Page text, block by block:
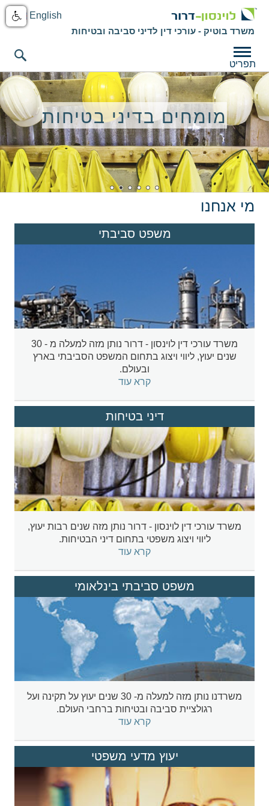
English
משרד בוטיק - עורכי דין לדיני סביבה ובטיחות
תפריט
35 שנות ניסיון במשפט
סביבתי
מומחים בדיני בטיחות
משפט סביבתי בינלאומי
משלבים משפט טכנולוגיה
ומדע
יחס אישי ומקצועיות מעל
הכל
לוינסון - דרור
עו"ד לדיני סביבה ובטיחות
מי אנחנו
משפט סביבתי
משרד עורכי דין לוינסון - דרור נותן מזה למעלה מ - 30
שנים יעוץ, ליווי ויצוג בתחום המשפט הסביבתי בארץ
ובעולם.
קרא עוד
דיני בטיחות
משרד עורכי דין לוינסון - דרור נותן מזה שנים רבות יעוץ,
ליווי ויצוג משפטי בתחום דיני הבטיחות.
קרא עוד
משפט סביבתי בינלאומי
משרדנו נותן מזה למעלה מ- 30 שנים יעוץ על תקינה ועל
רגולציית סביבה ובטיחות ברחבי העולם.
קרא עוד
יעוץ מדעי משפטי